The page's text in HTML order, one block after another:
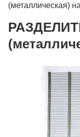
(металлическая)